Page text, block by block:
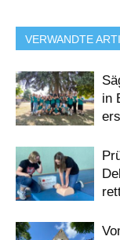
VERWANDTE
in